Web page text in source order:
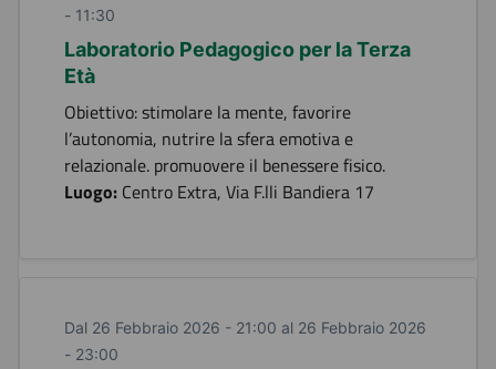
- 11:30
Laboratorio Pedagogico per la Terza
Età
Obiettivo: stimolare la mente, favorire
l’autonomia, nutrire la sfera emotiva e
relazionale. promuovere il benessere fisico.
Luogo: Centro Extra, Via F.lli Bandiera 17
Dal 26 Febbraio 2026 - 21:00 al 26 Febbraio 2026
- 23:00